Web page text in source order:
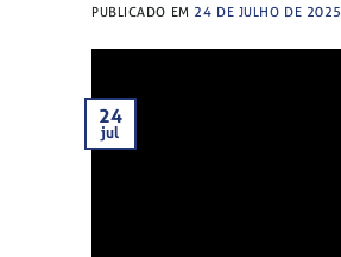
PUBLICADO EM 24 DE JULHO DE 2025
24
jul